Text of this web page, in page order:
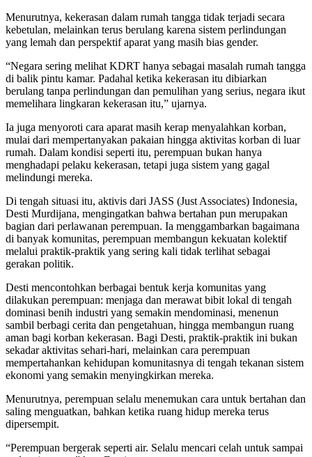
Menurutnya, kekerasan dalam rumah tangga tidak terjadi secara
kebetulan, melainkan terus berulang karena sistem perlindungan
yang lemah dan perspektif aparat yang masih bias gender.
“Negara sering melihat KDRT hanya sebagai masalah rumah tangga
di balik pintu kamar. Padahal ketika kekerasan itu dibiarkan
berulang tanpa perlindungan dan pemulihan yang serius, negara ikut
memelihara lingkaran kekerasan itu,” ujarnya.
Ia juga menyoroti cara aparat masih kerap menyalahkan korban,
mulai dari mempertanyakan pakaian hingga aktivitas korban di luar
rumah. Dalam kondisi seperti itu, perempuan bukan hanya
menghadapi pelaku kekerasan, tetapi juga sistem yang gagal
melindungi mereka.
Di tengah situasi itu, aktivis dari JASS (Just Associates) Indonesia,
Desti Murdijana, mengingatkan bahwa bertahan pun merupakan
bagian dari perlawanan perempuan. Ia menggambarkan bagaimana
di banyak komunitas, perempuan membangun kekuatan kolektif
melalui praktik-praktik yang sering kali tidak terlihat sebagai
gerakan politik.
Desti mencontohkan berbagai bentuk kerja komunitas yang
dilakukan perempuan: menjaga dan merawat bibit lokal di tengah
dominasi benih industri yang semakin mendominasi, menenun
sambil berbagi cerita dan pengetahuan, hingga membangun ruang
aman bagi korban kekerasan. Bagi Desti, praktik-praktik ini bukan
sekadar aktivitas sehari-hari, melainkan cara perempuan
mempertahankan kehidupan komunitasnya di tengah tekanan sistem
ekonomi yang semakin menyingkirkan mereka.
Menurutnya, perempuan selalu menemukan cara untuk bertahan dan
saling menguatkan, bahkan ketika ruang hidup mereka terus
dipersempit.
“Perempuan bergerak seperti air. Selalu mencari celah untuk sampai